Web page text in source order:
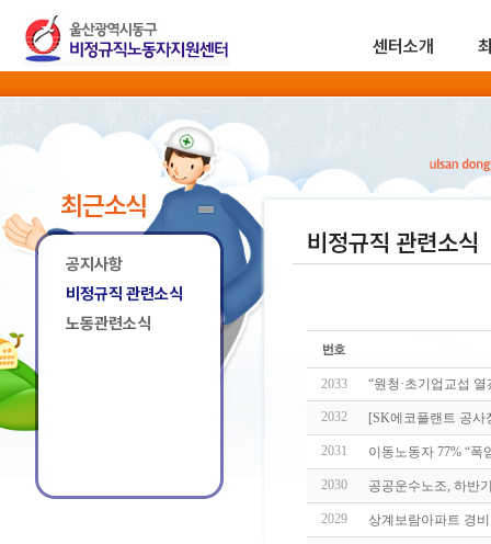
센터소개
최근소식
공지사항
비정규직 관련소식
노동관련소식
비정규직 관련소식
2033 “원청·초기업교섭
2032 [SK에코플랜트 공
2031 이동노동자 77% “폭
2030 공공운수노조, 하반
2029 상계보람아파트 경